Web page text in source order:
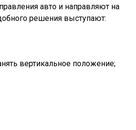
авто и направляют на
решения выступают:
вертикальное положение;